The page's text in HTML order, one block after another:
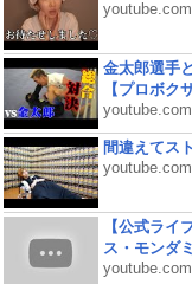
youtube.com
金太郎選手
【プロボク
youtube.com
間違えてス
youtube.com
【公式ライ
ス・モンダ
youtube.com